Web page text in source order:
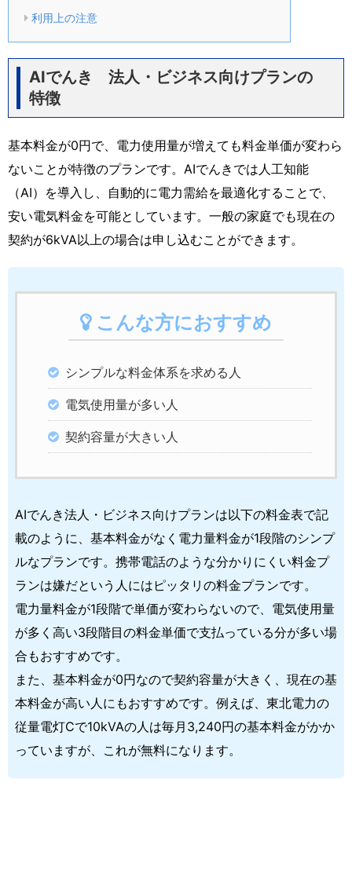
利用上の注意
AIでんき 法人・ビジネス向けプランの
特徴
基本料金が0円で、電力使用量が増えても料金単価が変わら
ないことが特徴のプランです。AIでんきでは人工知能
（AI）を導入し、自動的に電力需給を最適化することで、
安い電気料金を可能としています。一般の家庭でも現在の
契約が6kVA以上の場合は申し込むことができます。
こんな方におすすめ
シンプルな料金体系を求める人
電気使用量が多い人
契約容量が大きい人
AIでんき法人・ビジネス向けプランは以下の料金表で記
載のように、基本料金がなく電力量料金が1段階のシンプ
ルなプランです。携帯電話のような分かりにくい料金プ
ランは嫌だという人にはピッタリの料金プランです。
電力量料金が1段階で単価が変わらないので、電気使用量
が多く高い3段階目の料金単価で支払っている分が多い場
合もおすすめです。
また、基本料金が0円なので契約容量が大きく、現在の基
本料金が高い人にもおすすめです。例えば、東北電力の
従量電灯Cで10kVAの人は毎月3,240円の基本料金がかか
っていますが、これが無料になります。